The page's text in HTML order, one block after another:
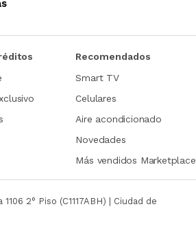
Recomendados
Smart TV
Celulares
Aire acondicionado
Novedades
Más vendidos Marketplace
2° Piso (C1117ABH) | Ciudad de